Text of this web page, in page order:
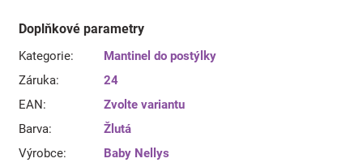
Doplňkové parametry
Kategorie:
Mantinel do postýlky
Záruka:
24
EAN:
Zvolte variantu
Barva:
Žlutá
Výrobce:
Baby Nellys